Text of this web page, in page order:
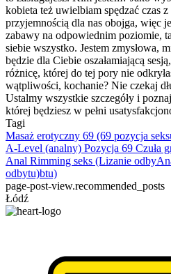
kobieta też uwielbiam spędzać czas
przyjemnością dla nas obojga, więc
zabawy na odpowiednim poziomie,
siebie wszystko. Jestem zmysłowa,
będzie dla Ciebie oszałamiającą
różnicę, której do tej pory nie
wątpliwości, kochanie? Nie czekaj
Ustalmy wszystkie szczegóły i
której będziesz w pełni
Tagi
Masaż erotyczny 69 (69 pozycja
A-Level (analny) Pozycja 69 Czuła
Anal Rimming seks (Lizanie
odbytu)btu)
page-post-view.recommended_posts
Łódź